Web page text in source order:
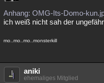
Anhang: OMG-Its-Domo-
ich weiß nicht sah der
mo..mo..mo..monsterkill
aniki
ehemaliges Mitglied